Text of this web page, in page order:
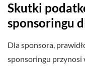
Skutki
sponsoringu
Dla sponsora,
sponsoringu przynosi